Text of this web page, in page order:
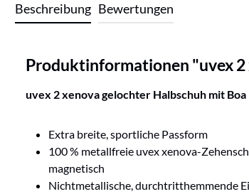
Beschreibung Bewertungen
Produktinformationen "uvex 2
uvex 2 xenova gelochter Halbschuh mit Boa
Extra breite, sportliche Passform
100 % metallfreie uvex xenova-
magnetisch
Nichtmetallische, durchtritthemmende